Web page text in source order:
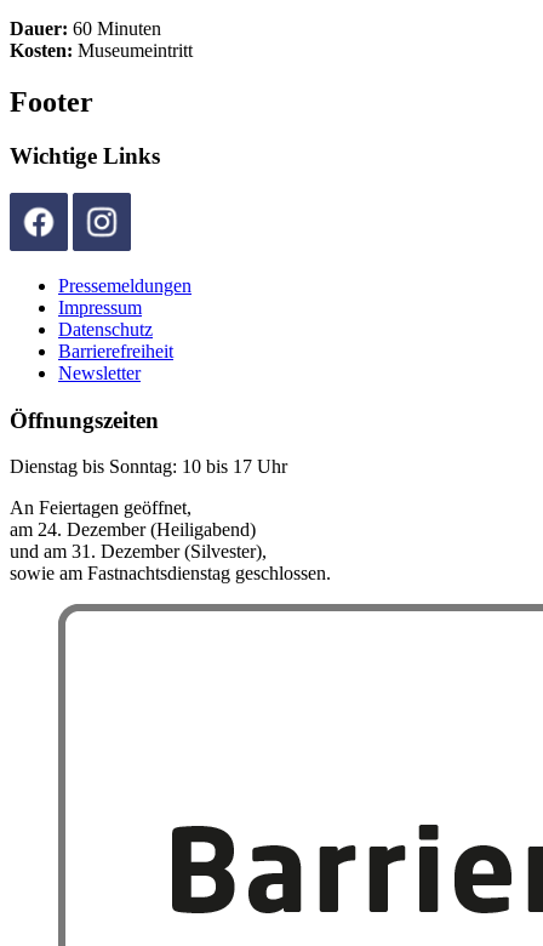
Dauer: 60 Minuten
Kosten: Museumeintritt
Footer
Wichtige Links
Pressemeldungen
Impressum
Datenschutz
Barrierefreiheit
Newsletter
Öffnungszeiten
Dienstag bis Sonntag: 10 bis 17 Uhr
An Feiertagen geöffnet,
am 24. Dezember (Heiligabend)
und am 31. Dezember (Silvester),
sowie am Fastnachtsdienstag geschlossen.